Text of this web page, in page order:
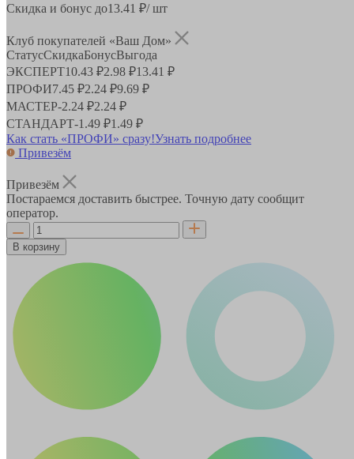
Скидка и бонус до13.41 ₽/ шт
Клуб покупателей «Ваш Дом»
СтатусСкидкаБонусВыгода
ЭКСПЕРТ10.43 ₽2.98 ₽13.41 ₽
ПРОФИ7.45 ₽2.24 ₽9.69 ₽
МАСТЕР-2.24 ₽2.24 ₽
СТАНДАРТ-1.49 ₽1.49 ₽
Как стать «ПРОФИ» сразу!Узнать подробнее
Привезём
Привезём
Постараемся доставить быстрее. Точную дату сообщит
оператор.
В корзину